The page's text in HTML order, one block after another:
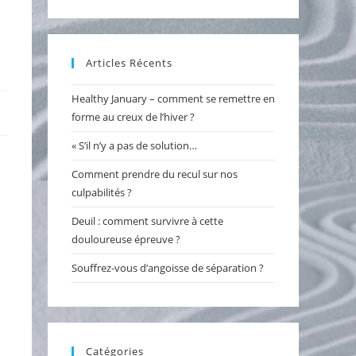
close
search
panel.
Articles Récents
Healthy January – comment se remettre en
forme au creux de l’hiver ?
« S’il n’y a pas de solution…
Comment prendre du recul sur nos
culpabilités ?
Deuil : comment survivre à cette
douloureuse épreuve ?
Souffrez-vous d’angoisse de séparation ?
Catégories